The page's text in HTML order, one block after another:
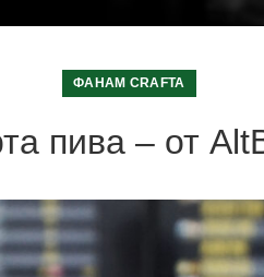
ФАНАМ CRAFTA
пива – от